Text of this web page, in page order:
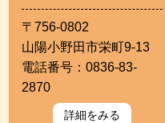
〒756-0802
山陽小野田市栄町9-13
電話番号：0836-83-
2870
詳細をみる